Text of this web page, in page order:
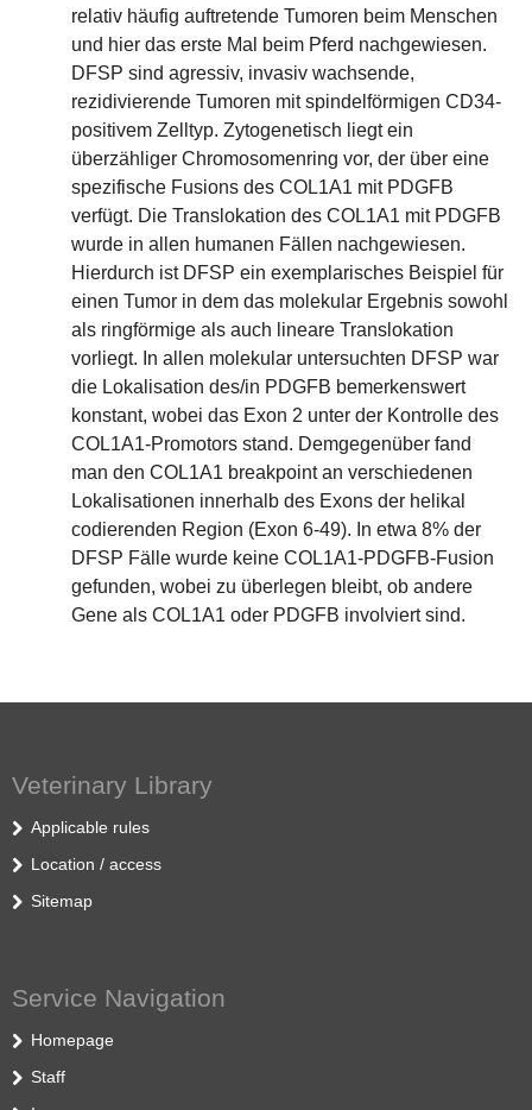
relativ häufig auftretende Tumoren beim Menschen
und hier das erste Mal beim Pferd nachgewiesen.
DFSP sind agressiv, invasiv wachsende,
rezidivierende Tumoren mit spindelförmigen CD34-
positivem Zelltyp. Zytogenetisch liegt ein
überzähliger Chromosomenring vor, der über eine
spezifische Fusions des COL1A1 mit PDGFB
verfügt. Die Translokation des COL1A1 mit PDGFB
wurde in allen humanen Fällen nachgewiesen.
Hierdurch ist DFSP ein exemplarisches Beispiel für
einen Tumor in dem das molekular Ergebnis sowohl
als ringförmige als auch lineare Translokation
vorliegt. In allen molekular untersuchten DFSP war
die Lokalisation des/in PDGFB bemerkenswert
konstant, wobei das Exon 2 unter der Kontrolle des
COL1A1-Promotors stand. Demgegenüber fand
man den COL1A1 breakpoint an verschiedenen
Lokalisationen innerhalb des Exons der helikal
codierenden Region (Exon 6-49). In etwa 8% der
DFSP Fälle wurde keine COL1A1-PDGFB-Fusion
gefunden, wobei zu überlegen bleibt, ob andere
Gene als COL1A1 oder PDGFB involviert sind.
Veterinary Library
Applicable rules
Location / access
Sitemap
Service Navigation
Homepage
Staff